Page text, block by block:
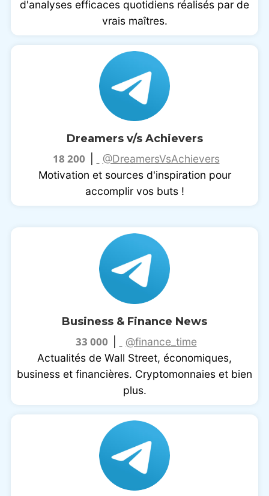
d'analyses efficaces quotidiens réalisés par de
vrais maîtres.
Dreamers v/s Achievers
18 200
@DreamersVsAchievers
Motivation et sources d'inspiration pour
accomplir vos buts !
Business & Finance News
33 000
@finance_time
Actualités de Wall Street, économiques,
business et financières. Cryptomonnaies et bien
plus.